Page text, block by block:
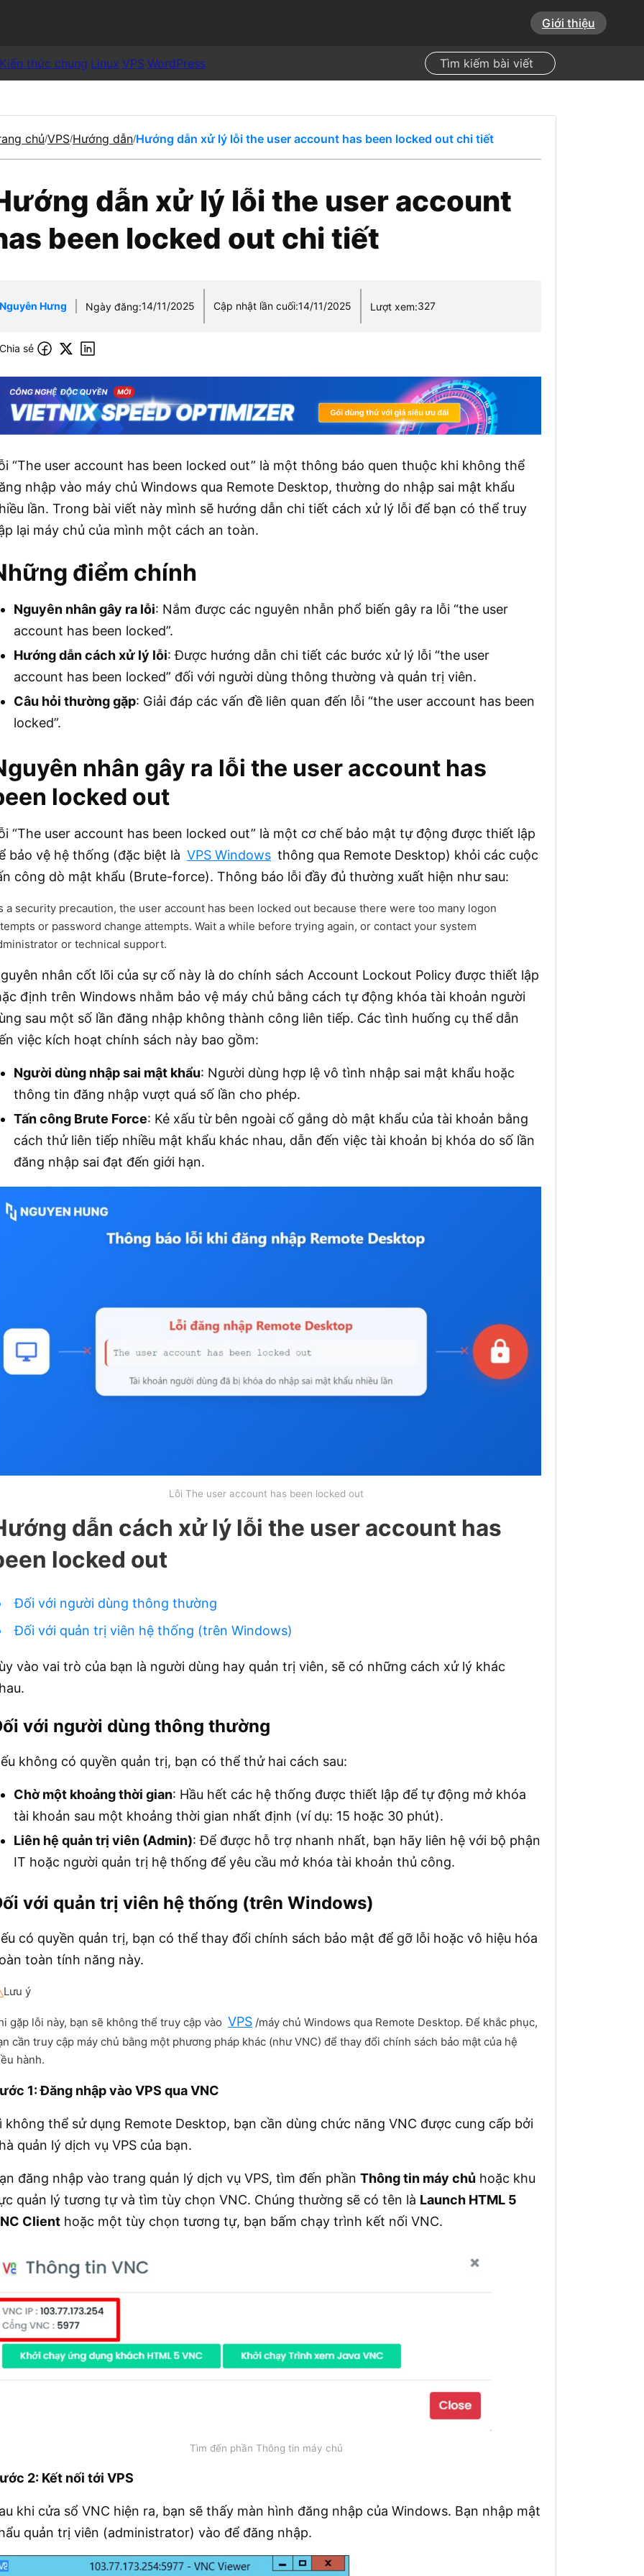
Giới thiệu
Kiến thức chung Linux VPS WordPress
Search
chủ/VPS/Hướng dẫn/Hướng dẫn xử lý lỗi the user account has been locked out chi tiết
dẫn xử lý lỗi the user account
been locked out chi tiết
Nguyễn Hưng Ngày đăng:14/11/2025 Cập nhật lần cuối:14/11/2025 Lượt xem:327
Chia sẻ
“The user account has been locked out” là một thông báo quen thuộc khi không thể
nhập vào máy chủ Windows qua Remote Desktop, thường do nhập sai mật khẩu
lần. Trong bài viết này mình sẽ hướng dẫn chi tiết cách xử lý lỗi để bạn có thể truy
lại máy chủ của mình một cách an toàn.
điểm chính
Nguyên nhân gây ra lỗi: Nắm được các nguyên nhẫn phổ biến gây ra lỗi “the user
account has been locked”.
Hướng dẫn cách xử lý lỗi: Được hướng dẫn chi tiết các bước xử lý lỗi “the user
account has been locked” đối với người dùng thông thường và quản trị viên.
Câu hỏi thường gặp: Giải đáp các vấn đề liên quan đến lỗi “the user account has been
locked”.
nhân gây ra lỗi the user account has
locked out
“The user account has been locked out” là một cơ chế bảo mật tự động được thiết lập
bảo vệ hệ thống (đặc biệt là VPS Windows thông qua Remote Desktop) khỏi các cuộc
công dò mật khẩu (Brute-force). Thông báo lỗi đầy đủ thường xuất hiện như sau:
a security precaution, the user account has been locked out because there were too many logon
or password change attempts. Wait a while before trying again, or contact your system
or technical support.
nhân cốt lõi của sự cố này là do chính sách Account Lockout Policy được thiết lập
định trên Windows nhằm bảo vệ máy chủ bằng cách tự động khóa tài khoản người
sau một số lần đăng nhập không thành công liên tiếp. Các tình huống cụ thể dẫn
việc kích hoạt chính sách này bao gồm:
Người dùng nhập sai mật khẩu: Người dùng hợp lệ vô tình nhập sai mật khẩu hoặc
thông tin đăng nhập vượt quá số lần cho phép.
Tấn công Brute Force: Kẻ xấu từ bên ngoài cố gắng dò mật khẩu của tài khoản bằng
cách thử liên tiếp nhiều mật khẩu khác nhau, dẫn đến việc tài khoản bị khóa do số lần
đăng nhập sai đạt đến giới hạn.
Lỗi The user account has been locked out
dẫn cách xử lý lỗi the user account has
locked out
Đối với người dùng thông thường
Đối với quản trị viên hệ thống (trên Windows)
vào vai trò của bạn là người dùng hay quản trị viên, sẽ có những cách xử lý khác
với người dùng thông thường
không có quyền quản trị, bạn có thể thử hai cách sau:
Chờ một khoảng thời gian: Hầu hết các hệ thống được thiết lập để tự động mở khóa
tài khoản sau một khoảng thời gian nhất định (ví dụ: 15 hoặc 30 phút).
Liên hệ quản trị viên (Admin): Để được hỗ trợ nhanh nhất, bạn hãy liên hệ với bộ phận
IT hoặc người quản trị hệ thống để yêu cầu mở khóa tài khoản thủ công.
với quản trị viên hệ thống (trên Windows)
có quyền quản trị, bạn có thể thay đổi chính sách bảo mật để gỡ lỗi hoặc vô hiệu hóa
toàn tính năng này.
Lưu ý
gặp lỗi này, bạn sẽ không thể truy cập vào VPS /máy chủ Windows qua Remote Desktop. Để khắc phục,
cần truy cập máy chủ bằng một phương pháp khác (như VNC) để thay đổi chính sách bảo mật của hệ
hành.
1: Đăng nhập vào VPS qua VNC
không thể sử dụng Remote Desktop, bạn cần dùng chức năng VNC được cung cấp bởi
quản lý dịch vụ VPS của bạn.
đăng nhập vào trang quản lý dịch vụ VPS, tìm đến phần Thông tin máy chủ hoặc khu
quản lý tương tự và tìm tùy chọn VNC. Chúng thường sẽ có tên là Launch HTML 5
Client hoặc một tùy chọn tương tự, bạn bấm chạy trình kết nối VNC.
Tìm đến phần Thông tin máy chủ
2: Kết nối tới VPS
khi cửa sổ VNC hiện ra, bạn sẽ thấy màn hình đăng nhập của Windows. Bạn nhập mật
quản trị viên (administrator) vào để đăng nhập.